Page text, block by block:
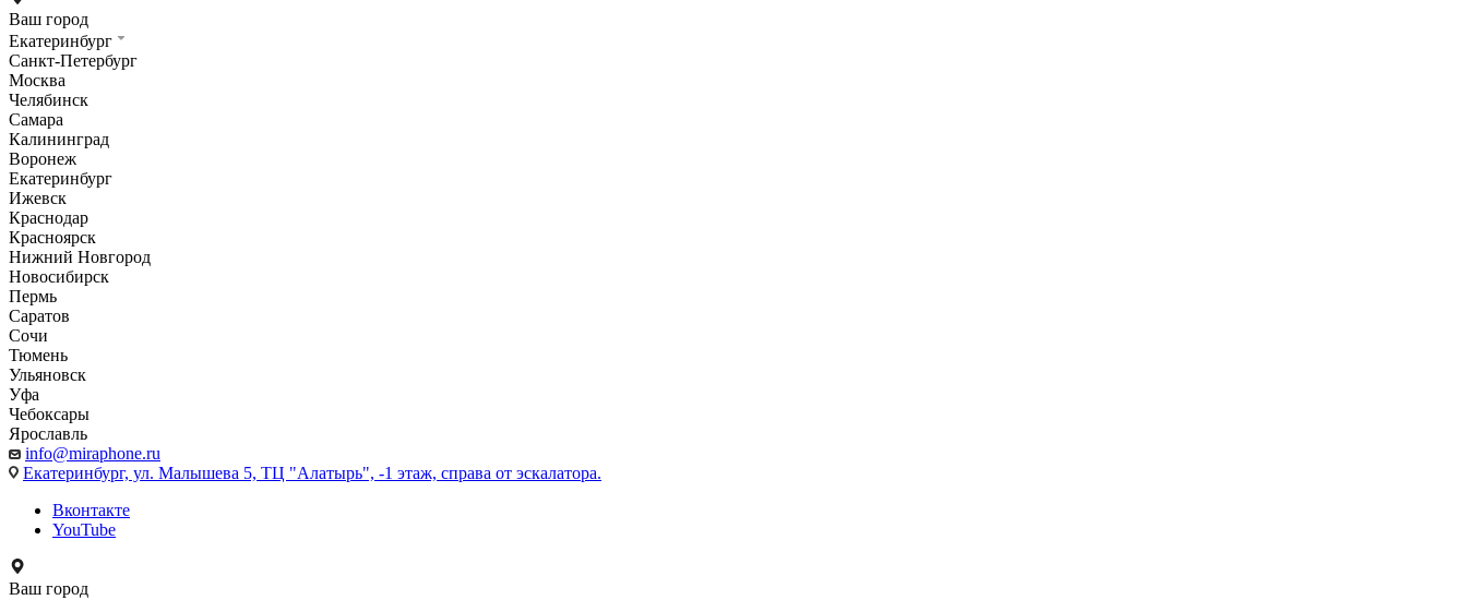
Ваш город
Екатеринбург
Санкт-Петербург
Москва
Челябинск
Самара
Калининград
Воронеж
Екатеринбург
Ижевск
Краснодар
Красноярск
Нижний Новгород
Новосибирск
Пермь
Саратов
Сочи
Тюмень
Ульяновск
Уфа
Чебоксары
Ярославль
info@miraphone.ru
Екатеринбург, ул. Малышева 5, ТЦ "Алатырь", -1 этаж, справа от эскалатора.
Вконтакте
YouTube
Ваш город